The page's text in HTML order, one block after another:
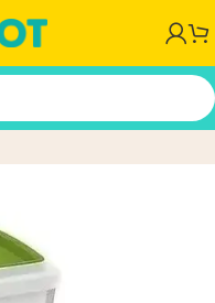
15 Kg/39 Litro